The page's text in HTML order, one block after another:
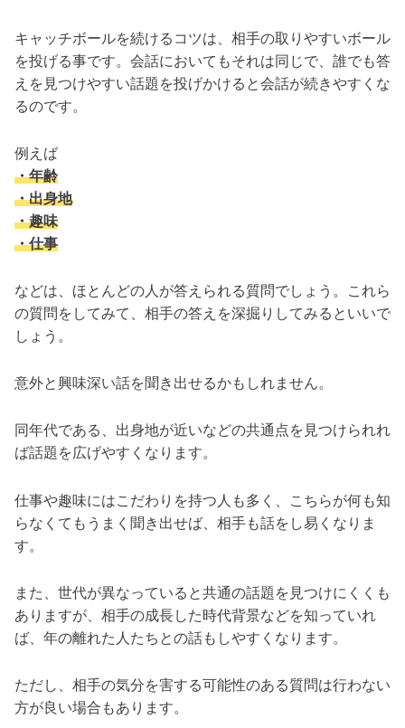
キャッチボールを続けるコツは、相手の取りやすいボール
を投げる事です。会話においてもそれは同じで、誰でも答
えを見つけやすい話題を投げかけると会話が続きやすくな
るのです。
例えば
・年齢
・出身地
・趣味
・仕事
などは、ほとんどの人が答えられる質問でしょう。これら
の質問をしてみて、相手の答えを深掘りしてみるといいで
しょう。
意外と興味深い話を聞き出せるかもしれません。
同年代である、出身地が近いなどの共通点を見つけられれ
ば話題を広げやすくなります。
仕事や趣味にはこだわりを持つ人も多く、こちらが何も知
らなくてもうまく聞き出せば、相手も話をし易くなりま
す。
また、世代が異なっていると共通の話題を見つけにくくも
ありますが、相手の成長した時代背景などを知っていれ
ば、年の離れた人たちとの話もしやすくなります。
ただし、相手の気分を害する可能性のある質問は行わない
方が良い場合もあります。